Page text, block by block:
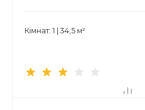
Кімнат: 1 | 34,5 м²